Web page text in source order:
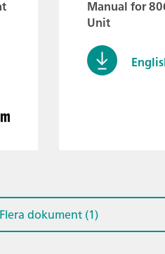
Manual for
Unit
Flera dokument (1)